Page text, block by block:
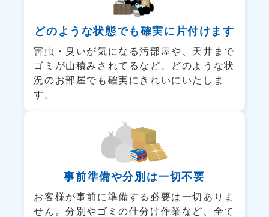
どのような状態でも確実に片付けます
害虫・臭いが気になる汚部屋や、天井まで
ゴミが山積みされてるなど、どのような状
況のお部屋でも確実にきれいにいたしま
す。
事前準備や分別は一切不要
お客様が事前に準備する必要は一切ありま
せん。分別やゴミの仕分け作業など、全て